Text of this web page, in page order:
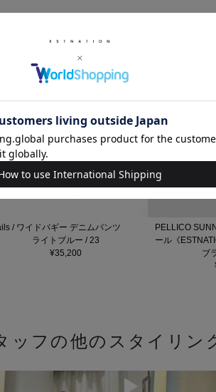
/ ワイドバギー デニムパンツ
ライトブルー / 23
¥35,200
PELLICO
ール《
ブ
ッフの他のスタイリン